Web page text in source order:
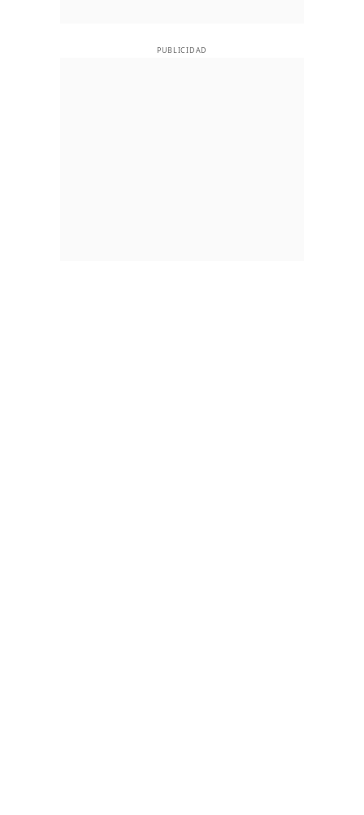
PUBLICIDAD